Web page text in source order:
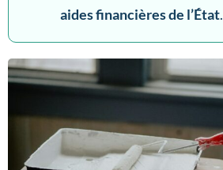
aides financières de l’État.